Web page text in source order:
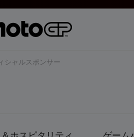
シャルスポンサー